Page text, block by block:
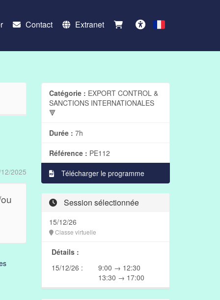
Contact
Extranet
Français
2025
Catégorie : EXPORT CONTROL &
SANCTIONS INTERNATIONALES
🔻
Durée : 7h
Référence : PE112
Télécharger le programme
Session sélectionnée
15/12/26
Classe virtuelle
Détails :
15/12/26 :
9:00 → 12:30
13:30 → 17:00